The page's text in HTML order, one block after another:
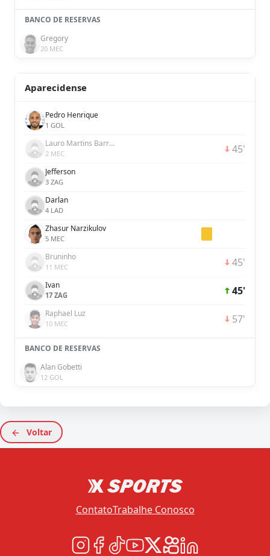
BANCO DE RESERVAS
Gregory
20 MEC
Aparecidense
Pedro Henrique
1 GOL
Lauro Martins Barros Junior
2 MEC 45'
Jefferson
3 ZAG
Darlan
4 LAD
Zhasur Narzikulov
5 MEC
Bruninho
11 MEC 45'
Ivan
17 ZAG 45'
Raphael Luz
10 MEC 57'
BANCO DE RESERVAS
Alan Gobetti
12 GOL
Voltar
ContatoTrabalhe Conosco